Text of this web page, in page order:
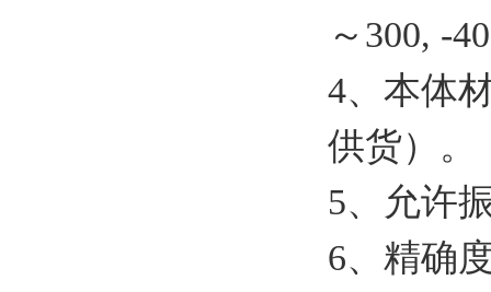
～ 300, -40
4、 本体
供货）。
5、
允许
6、 精确